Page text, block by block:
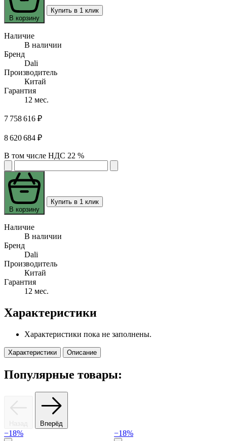
В корзину
Купить в 1 клик
Наличие
В наличии
Бренд
Dali
Производитель
Китай
Гарантия
12 мес.
7 758 616 ₽
8 620 684 ₽
В том числе НДС 22 %
В корзину
Купить в 1 клик
Наличие
В наличии
Бренд
Dali
Производитель
Китай
Гарантия
12 мес.
Характеристики
Характеристики пока не заполнены.
Характеристики Описание
Популярные товары:
Назад Вперёд
−18% −18%